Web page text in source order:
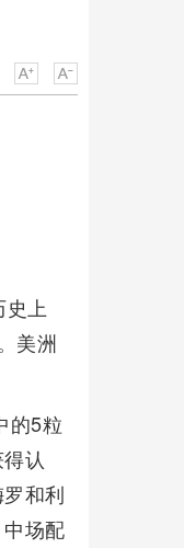
上
美洲
的5粒
认
和利
场配